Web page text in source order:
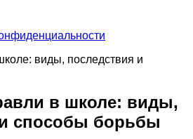
виды, последствия и
в школе: виды,
способы борьбы